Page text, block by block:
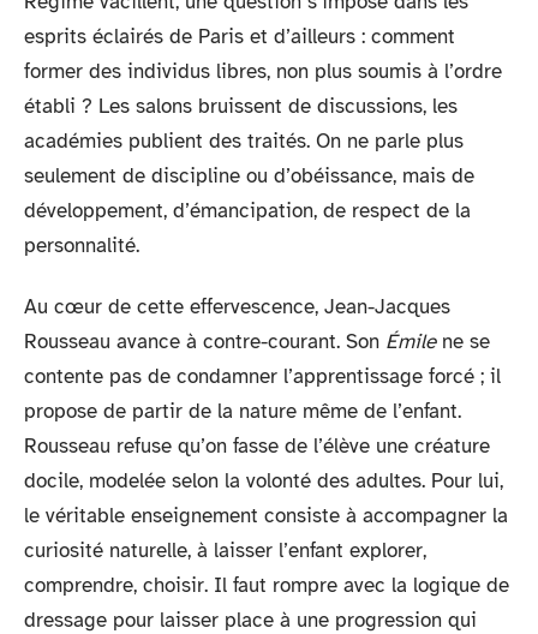
esprits éclairés de Paris et d’ailleurs : comment
former des individus libres, non plus soumis à l’ordre
établi ? Les salons bruissent de discussions, les
académies publient des traités. On ne parle plus
seulement de discipline ou d’obéissance, mais de
développement, d’émancipation, de respect de la
personnalité.
Au cœur de cette effervescence, Jean-Jacques
Rousseau avance à contre-courant. Son Émilene se
contente pas de condamner l’apprentissage forcé ; il
propose de partir de la nature même de l’enfant.
Rousseau refuse qu’on fasse de l’élève une créature
docile, modelée selon la volonté des adultes. Pour lui,
le véritable enseignement consiste à accompagner la
curiosité naturelle, à laisser l’enfant explorer,
comprendre, choisir. Il faut rompre avec la logique de
dressage pour laisser place à une progression qui